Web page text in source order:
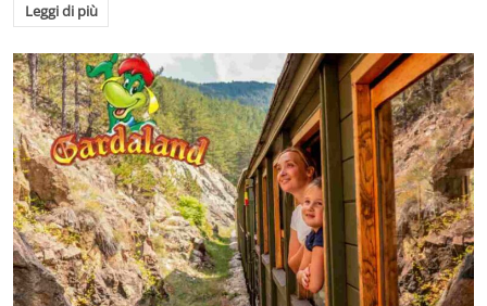
Leggi di più